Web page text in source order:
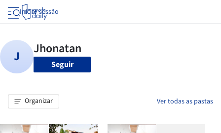
Iniciar sessão
Seguir
Organizar Ver todas as pastas